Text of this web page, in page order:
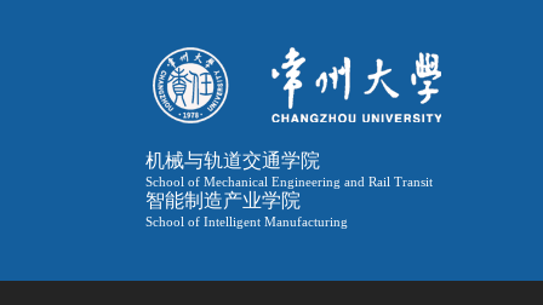
机械与轨道交通学院
School of Mechanical Engineering and Rail Transit
智能制造产业学院
School of Intelligent Manufacturing